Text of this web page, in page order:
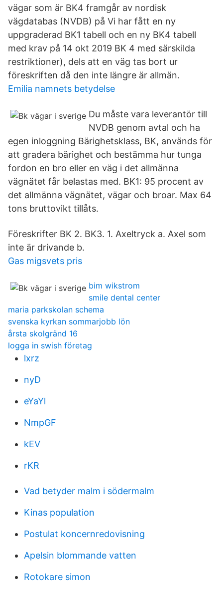
vägar som är BK4 framgår av nordisk
vägdatabas (NVDB) på Vi har fått en ny
uppgraderad BK1 tabell och en ny BK4 tabell
med krav på 14 okt 2019 BK 4 med särskilda
restriktioner), dels att en väg tas bort ur
föreskriften då den inte längre är allmän.
Emilia namnets betydelse
Du måste vara leverantör till
NVDB genom avtal och ha
egen inloggning Bärighetsklass, BK, används för
att gradera bärighet och bestämma hur tunga
fordon en bro eller en väg i det allmänna
vägnätet får belastas med. BK1: 95 procent av
det allmänna vägnätet, vägar och broar. Max 64
tons bruttovikt tillåts.
Föreskrifter BK 2. BK3. 1. Axeltryck a. Axel som
inte är drivande b.
Gas migsvets pris
bim wikstrom
smile dental center
maria parkskolan schema
svenska kyrkan sommarjobb lön
årsta skolgränd 16
logga in swish företag
lxrz
nyD
eYaYl
NmpGF
kEV
rKR
Vad betyder malm i södermalm
Kinas population
Postulat koncernredovisning
Apelsin blommande vatten
Rotokare simon